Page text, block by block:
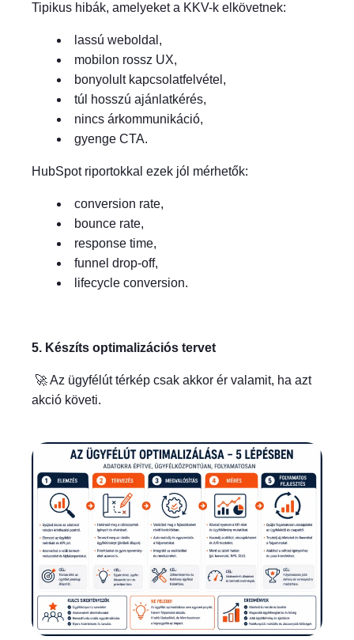
Tipikus hibák, amelyeket a KKV-k elkövetnek:
lassú weboldal,
mobilon rossz UX,
bonyolult kapcsolatfelvétel,
túl hosszú ajánlatkérés,
nincs árkommunikáció,
gyenge CTA.
HubSpot riportokkal ezek jól mérhetők:
conversion rate,
bounce rate,
response time,
funnel drop-off,
lifecycle conversion.
5. Készíts optimalizációs tervet
🚀 Az ügyfélút térkép csak akkor ér valamit, ha azt
akció követi.